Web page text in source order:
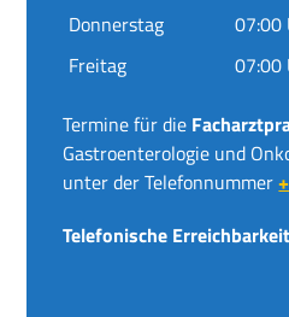
Donnerstag
07:00
Freitag
07:00
Termine für die
Gastroenterologie und
unter der Telefonnummer
Telefonische